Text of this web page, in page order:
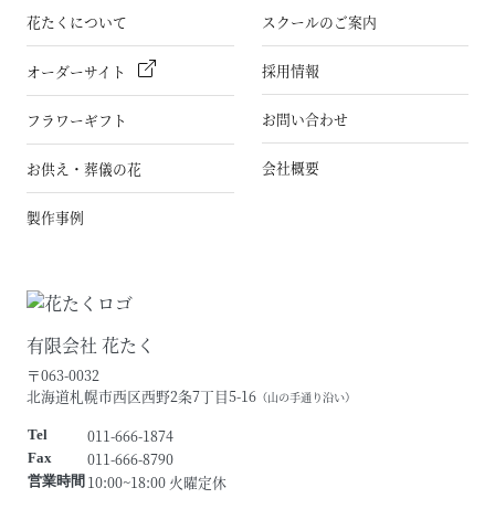
花たくについて
オーダーサイト
フラワーギフト
お供え・葬儀の花
製作事例
スクールのご案内
採用情報
お問い合わせ
会社概要
有限会社 花たく
〒063-0032
北海道札幌市西区西野2条7丁目5-16（山の手通り沿い）
Tel 011-666-1874
Fax 011-666-8790
営業時間 10:00~18:00 火曜定休